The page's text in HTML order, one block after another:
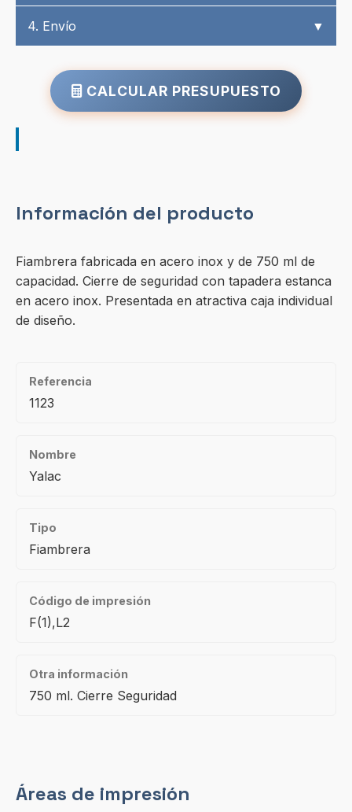
4. Envío ▼
CALCULAR PRESUPUESTO
Información del producto
Fiambrera fabricada en acero inox y de 750 ml de
capacidad. Cierre de seguridad con tapadera estanca
en acero inox. Presentada en atractiva caja individual
de diseño.
Referencia
1123
Nombre
Yalac
Tipo
Fiambrera
Código de impresión
F(1),L2
Otra información
750 ml. Cierre Seguridad
Áreas de impresión